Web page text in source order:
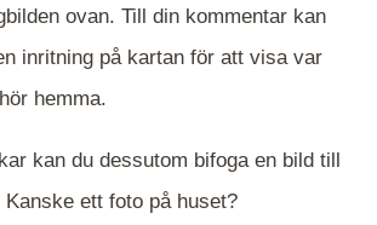
ovan. Till din kommentar kan
inritning på kartan för att visa var
hemma.
kan du dessutom bifoga en bild till
Kanske ett foto på huset?